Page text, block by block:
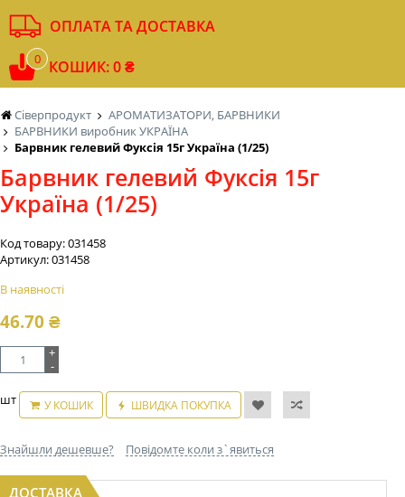
Сіверпродукт
АРОМАТИЗАТОРИ, БАРВНИКИ
БАРВНИКИ виробник УКРАЇНА
Барвник гелевий Фуксія 15г Україна (1/25)
Барвник гелевий Фуксія 15г
Україна (1/25)
Код товару:031458
Артикул:031458
В наявності
46.70₴
+
-
шт У КОШИК ШВИДКА ПОКУПКА
Знайшли дешевше? Повідомте коли з`явиться
ДОСТАВКА
ОПЛАТА ТА ДОСТАВКА
0 КОШИК: 0 ₴